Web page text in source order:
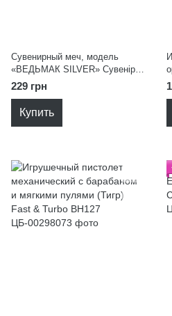
Сувенирный меч, модель
«ВЕДЬМАК SILVER» Сувенір-
Декор WTsl73
229 грн
Купить